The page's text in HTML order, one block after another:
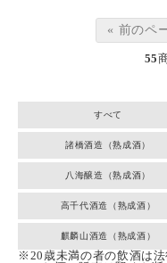
« 前のペ
55
すべて
諸橋酒造（熟成酒）
八海醸造（熟成酒）
高千代酒造（熟成酒）
麒麟山酒造（熟成酒）
※20歳未満の者の飲酒は